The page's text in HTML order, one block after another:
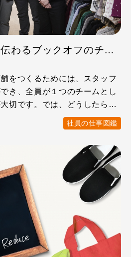
先輩から後輩へと伝わるブックオフのチームビルディング精神
をつくるためには、スタッフ
き、全員が１つのチームとし
切です。では、どうしたらよ
社員の仕事図鑑